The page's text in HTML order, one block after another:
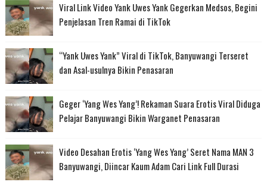
Viral Link Video Yank Uwes Yank Gegerkan Medsos, Begini
Penjelasan Tren Ramai di TikTok
“Yank Uwes Yank” Viral di TikTok, Banyuwangi Terseret
dan Asal-usulnya Bikin Penasaran
Geger ‘Yang Wes Yang’! Rekaman Suara Erotis Viral Diduga
Pelajar Banyuwangi Bikin Warganet Penasaran
Video Desahan Erotis ‘Yang Wes Yang’ Seret Nama MAN 3
Banyuwangi, Diincar Kaum Adam Cari Link Full Durasi